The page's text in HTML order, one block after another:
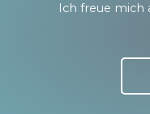
Ich freue mich